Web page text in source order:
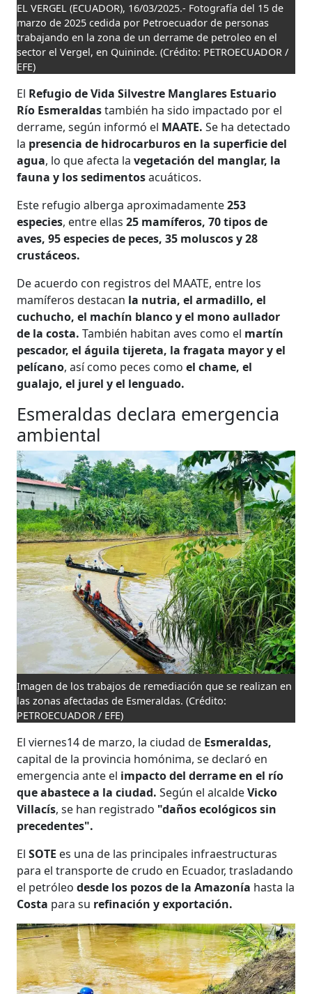
EL VERGEL (ECUADOR), 16/03/2025.- Fotografía del 15 de
marzo de 2025 cedida por Petroecuador de personas
trabajando en la zona de un derrame de petroleo en el
sector el Vergel, en Quininde.(Crédito: PETROECUADOR /
EFE)
El Refugio de Vida Silvestre Manglares Estuario
Río Esmeraldastambién ha sido impactado por el
derrame, según informó el MAATE. Se ha detectado
la presencia de hidrocarburos en la superficie del
agua, lo que afecta lavegetación del manglar, la
fauna y los sedimentosacuáticos.
Este refugio alberga aproximadamente253
especies, entre ellas25 mamíferos, 70 tipos de
aves, 95 especies de peces, 35 moluscos y 28
crustáceos.
De acuerdo con registros del MAATE, entre los
mamíferos destacan la nutria, el armadillo, el
cuchucho, el machín blanco y el mono aullador
de la costa. También habitan aves como el martín
pescador, el águila tijereta, la fragata mayor y el
pelícano, así como peces comoel chame, el
gualajo, el jurel y el lenguado.
Esmeraldas declara emergencia
ambiental
Imagen de los trabajos de remediación que se realizan en
las zonas afectadas de Esmeraldas. (Crédito:
PETROECUADOR / EFE)
El viernes14 de marzo, la ciudad de Esmeraldas,
capital de la provincia homónima, se declaró en
emergencia ante el impacto del derrame en el río
que abastece a la ciudad. Según el alcaldeVicko
Villacís, se han registrado "daños ecológicos sin
precedentes".
ElSOTE es una de las principales infraestructuras
para el transporte de crudo en Ecuador, trasladando
el petróleodesde los pozos de la Amazonía hasta la
Costa para su refinación y exportación.